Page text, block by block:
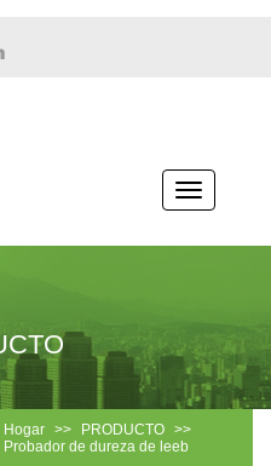
Hogar >> PRODUCTO >>
Probador de dureza de leeb